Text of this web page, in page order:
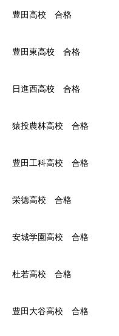
豊田高校 合格
豊田東高校 合格
日進西高校 合格
猿投農林高校 合格
豊田工科高校 合格
栄徳高校 合格
安城学園高校 合格
杜若高校 合格
豊田大谷高校 合格